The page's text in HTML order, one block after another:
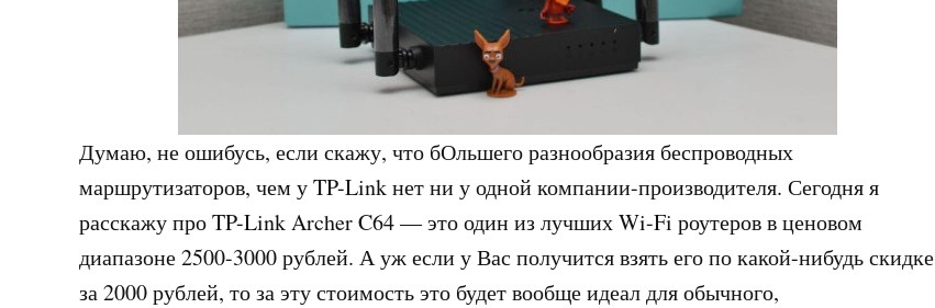
Думаю, не ошибусь, если скажу, что бОльшего разнообразия беспроводных
маршрутизаторов, чем у TP-Link нет ни у одной компании-производителя. Сегодня я
расскажу про TP-Link Archer C64 — это один из лучших Wi-Fi роутеров в ценовом
диапазоне 2500-3000 рублей. А уж если у Вас получится взять его по какой-нибудь скидке
за 2000 рублей, то за эту стоимость это будет вообще идеал для обычного,